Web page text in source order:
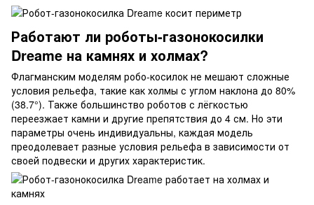
Работают ли роботы-газонокосилки
Dreame на камнях и холмах?
Флагманским моделям робо-косилок не мешают сложные
условия рельефа, такие как холмы с углом наклона до 80%
(38.7°). Также большинство роботов с лёгкостью
переезжает камни и другие препятствия до 4 см. Но эти
параметры очень индивидуальны, каждая модель
преодолевает разные условия рельефа в зависимости от
своей подвески и других характеристик.